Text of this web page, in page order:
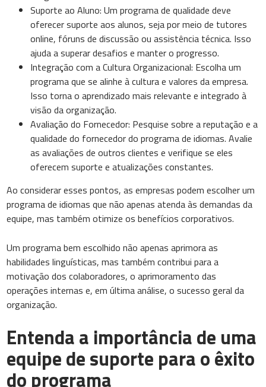
Suporte ao Aluno: Um programa de qualidade deve
oferecer suporte aos alunos, seja por meio de tutores
online, fóruns de discussão ou assistência técnica. Isso
ajuda a superar desafios e manter o progresso.
Integração com a Cultura Organizacional: Escolha um
programa que se alinhe à cultura e valores da empresa.
Isso torna o aprendizado mais relevante e integrado à
visão da organização.
Avaliação do Fornecedor: Pesquise sobre a reputação e a
qualidade do fornecedor do programa de idiomas. Avalie
as avaliações de outros clientes e verifique se eles
oferecem suporte e atualizações constantes.
Ao considerar esses pontos, as empresas podem escolher um
programa de idiomas que não apenas atenda às demandas da
equipe, mas também otimize os benefícios corporativos.
Um programa bem escolhido não apenas aprimora as
habilidades linguísticas, mas também contribui para a
motivação dos colaboradores, o aprimoramento das
operações internas e, em última análise, o sucesso geral da
organização.
Entenda a importância de uma
equipe de suporte para o êxito
do programa